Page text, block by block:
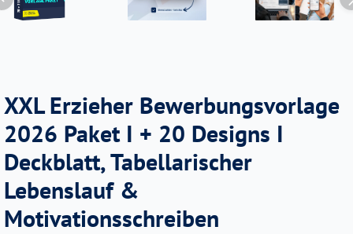
XXL Erzieher Bewerbungsvorlage
2026 Paket I + 20 Designs I
Deckblatt, Tabellarischer
Lebenslauf &
Motivationsschreiben